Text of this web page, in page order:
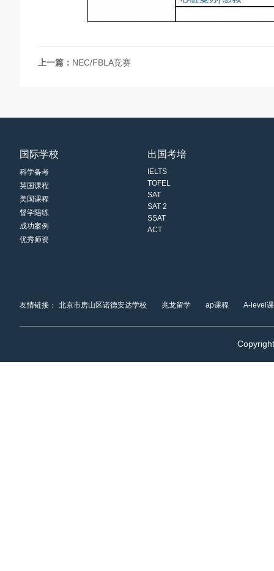
上一篇： NEC/FBLA竞赛
国际学校
科学备考
英国课程
美国课程
督学陪练
成功案例
优秀师资
出国考培
IELTS
TOFEL
SAT
SAT 2
SSAT
ACT
友情链接： 北京市房山区诺德安达学校 兆龙留学 ap课程 A-level